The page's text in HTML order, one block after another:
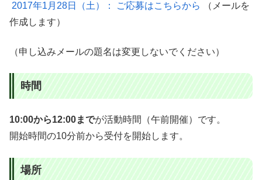
2017年1月28日（土）： ご応募はこちらから
（メールを
作成します）
（申し込みメールの題名は変更しないでください）
時間
10:00から12:00までが活動時間（午前開催）です。
開始時間の10分前から受付を開始します。
場所